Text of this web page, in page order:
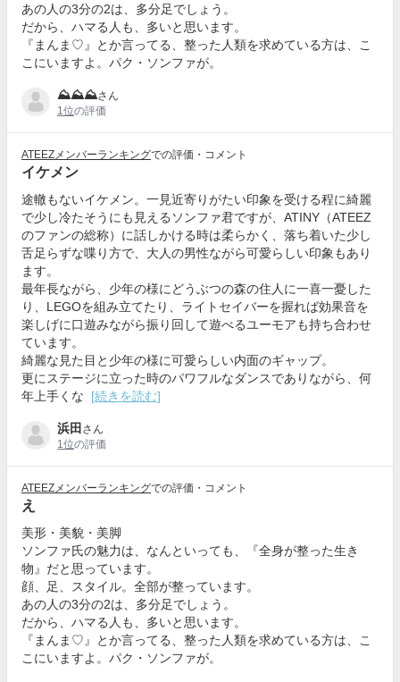
あの人の3分の2は、多分足でしょう。
だから、ハマる人も、多いと思います。
『まんま♡』とか言ってる、整った人類を求めている方は、こ
こにいますよ。パク・ソンファが。
⛰⛰⛰さん
1位の評価
ATEEZメンバーランキングでの評価・コメント
イケメン
途轍もないイケメン。一見近寄りがたい印象を受ける程に綺麗
で少し冷たそうにも見えるソンファ君ですが、ATINY（ATEEZ
のファンの総称）に話しかける時は柔らかく、落ち着いた少し
舌足らずな喋り方で、大人の男性ながら可愛らしい印象もあり
ます。
最年長ながら、少年の様にどうぶつの森の住人に一喜一憂した
り、LEGOを組み立てたり、ライトセイバーを握れば効果音を
楽しげに口遊みながら振り回して遊べるユーモアも持ち合わせ
ています。
綺麗な見た目と少年の様に可愛らしい内面のギャップ。
更にステージに立った時のパワフルなダンスでありながら、何
年上手くな
[続きを読む]
浜田 さん
1位の評価
ATEEZメンバーランキングでの評価・コメント
え
美形・美貌・美脚
ソンファ氏の魅力は、なんといっても、『全身が整った生き
物』だと思っています。
顔、足、スタイル。全部が整っています。
あの人の3分の2は、多分足でしょう。
だから、ハマる人も、多いと思います。
『まんま♡』とか言ってる、整った人類を求めている方は、こ
こにいますよ。パク・ソンファが。